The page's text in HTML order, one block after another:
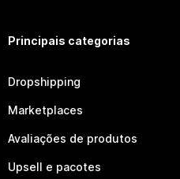
Principais categorias
Dropshipping
Marketplaces
Avaliações de produtos
Upsell e pacotes